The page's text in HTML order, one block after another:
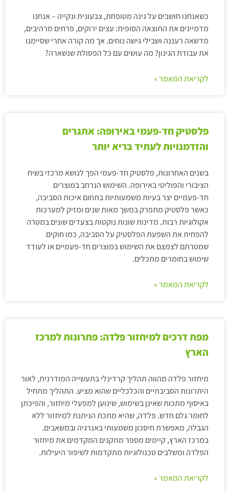
כשאנחנו חושבים על גינה מטופחת, צבעונית ונקייה – אנחנו
מדמיינים את התוצאה הסופית: עצים ירוקים, פרחים מרהיבים,
מדשאה רעננה ושבילי גישה נוחים. אך מה קורה אחרי שסיימנו
את עבודת הגינון? מה עושים עם כל הפסולת שנשארה?
לקריאת המאמר »
פלסטיק חד-פעמי באירופה: אתגרים
והזדמנויות לעתיד בריא יותר
בשנים האחרונות, פלסטיק חד-פעמי הפך לנושא מרכזי בשיח
הציבורי והפוליטי באירופה. השימוש הנרחב במוצרים
חד-פעמיים יצר בעיות משמעותיות בתחום איכות הסביבה,
כאשר פלסטיק מתפרק במשך מאות שנים ומזיק למערכות
אקולוגיות רבות. מדינות שונות נוקטות בצעדים שונים במטרה
להפחית את השפעת הפלסטיק על הסביבה, כמו חוקים
שמטרתם לצמצם את השימוש במוצרים חד-פעמיים או לעודד
שימוש בחומרים מתכלים.
לקריאת המאמר »
מפת דרכים למיחזור פלדה: פתרונות למרכז
הארץ
מיחזור פלדה מהווה תהליך קרדינלי בתעשייה המודרנית, לאור
היתרונות הסביבתיים והכלכליים שהוא מציע. התהליך מתחיל
באיסוף מתכות שאינן בשימוש, שינוען למפעלי מיחזור, והפיכתן
לחומר גלם חדש. פלדה, שהיא מתכת הניתנת למיחזור ללא
הגבלה, מאפשרת חיסכון משמעותי באנרגיה ובמשאבים.
במרכז הארץ, קיימים מספר מתקנים המקדמים את מיחזור
הפלדה ומשלבים טכנולוגיות מתקדמות לשיפור היעילות.
לקריאת המאמר »